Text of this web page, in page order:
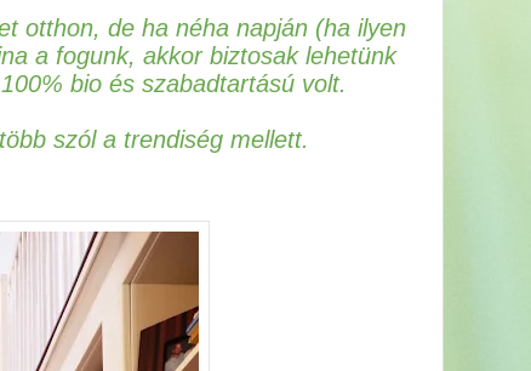
otthon, de ha néha napján (ha ilyen
a fogunk, akkor biztosak lehetünk
bio és szabadtartású volt.
szól a trendiség mellett.